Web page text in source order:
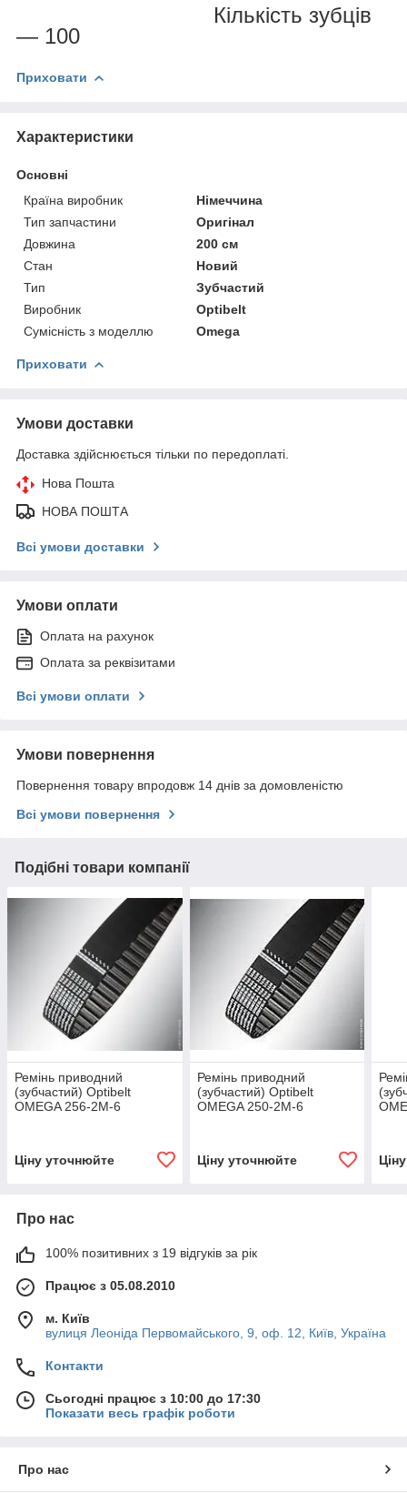
Кількість зубців
— 100
Приховати
Характеристики
Основні
Країна виробник
Німеччина
Тип запчастини
Оригінал
Довжина
200 см
Стан
Новий
Тип
Зубчастий
Виробник
Optibelt
Сумісність з моделлю
Omega
Приховати
Умови доставки
Доставка здійснюється тільки по передоплаті.
Нова Пошта
НОВА ПОШТА
Всі умови доставки
Умови оплати
Оплата на рахунок
Оплата за реквізитами
Всі умови оплати
Умови повернення
Повернення товару впродовж 14 днів за домовленістю
Всі умови повернення
Подібні товари компанії
Ремінь приводний
(зубчастий) Optibelt
OMEGA 256-2M-6
Ціну уточнюйте
Ремінь приводний
(зубчастий) Optibelt
OMEGA 250-2M-6
Ціну уточнюйте
Про нас
100% позитивних з 19 відгуків за рік
Працює з 05.08.2010
м. Київ
вулиця Леоніда Первомайського, 9, оф. 12, Київ, Україна
Контакти
Сьогодні працює з 10:00 до 17:30
Показати весь графік роботи
Про нас